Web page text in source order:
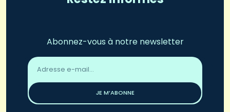
Abonnez-vous à notre newsletter
Adresse
email
JE M’ABONNE